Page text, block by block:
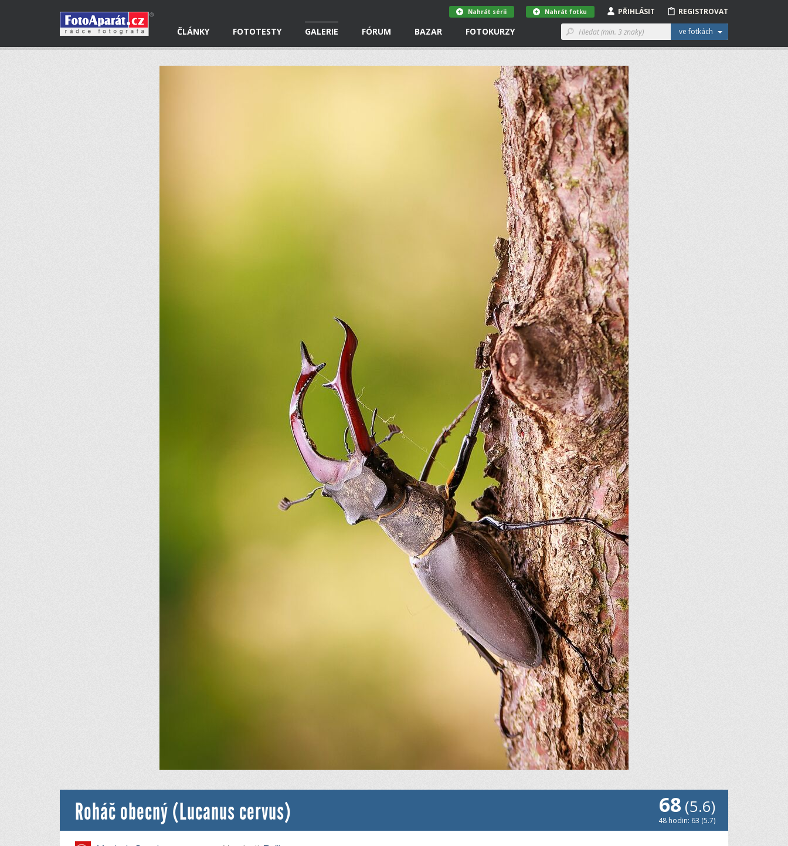
ČLÁNKY FOTOTESTY GALERIE FÓRUM BAZAR FOTOKURZY ve fotkách
REGISTROVAT
PŘIHLÁSIT
Nahrát fotku
Nahrát sérii
Roháč obecný (Lucanus cervus) 68(5.6)
48 hodin: 63 (5.7)